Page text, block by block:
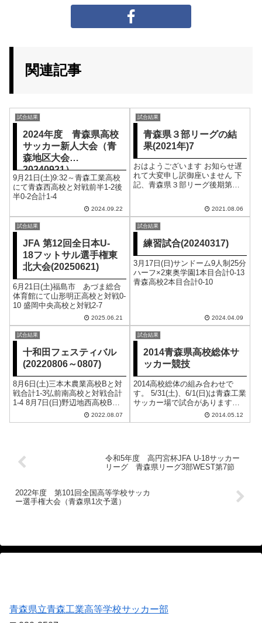
関連記事
試合結果
2024年度 青森県高校
サッカー新人大会（青
森地区大会
20240921）
9月21日(土)9:32～青森工業高校
にて青森西高校と対戦前半1-2後
半0-2合計1-4
2024.09.22
試合結果
青森県３部リーグの結
果(2021年)7
おはようございます お知らせ遅
れて大変申し訳御座いません 下
記、青森県３部リーグ後期第五
にてラインメール青森Ｕ-１８と
対戦、前半２-１・後半１-１の
３-２で勝利致しました 次節の...
2021.08.06
試合結果
JFA 第12回全日本U-
18フットサル選手権東
北大会(20250621)
6月21日(土)福島市 あづま総合
体育館にて山形明正高校と対戦0-
10 盛岡中央高校と対戦2-7
2025.06.21
試合結果
練習試合(20240317)
3月17日(日)サンドーム9人制25分
ハーフ×2東奥学園1本目合計0-13
青森高校2本目合計0-10
2024.04.09
試合結果
十和田フェスティバル
(20220806～0807)
8月6日(土)三本木農業高校Bと対
戦合計1-3弘前南高校と対戦合計
1-4 8月7日(日)野辺地西高校Bと
対戦合計1-1野辺地西高校Bと対
戦(30分)合計0-1八戸工大一高校B
2022.08.07
試合結果
2014青森県高校総体サ
ッカー競技
2014高校総体の組み合わせで
す。 5/31(土)、6/1(日)は青森工業
サッカー場で試合があります。
上位を狙うには重要な試合なの
で、応援よろしくお願いしま
2014.05.12
令和5年度 高円宮杯JFA U-18サッカー
リーグ 青森県リーグ3部WEST第7節
2022年度 第101回全国高等学校サッカ
ー選手権大会（青森県1次予選）
青森県立青森工業高等学校サッカー部